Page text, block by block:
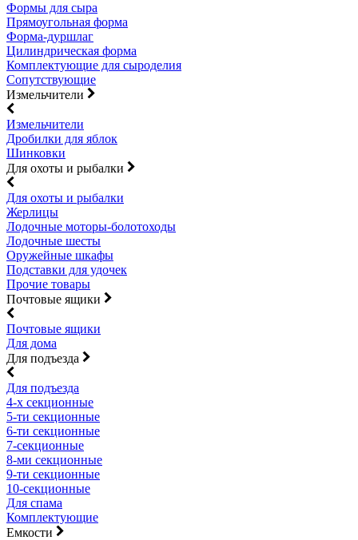
Формы для сыра
Прямоугольная форма
Форма-дуршлаг
Цилиндрическая форма
Комплектующие для сыроделия
Сопутствующие
Измельчители
Измельчители
Дробилки для яблок
Шинковки
Для охоты и рыбалки
Для охоты и рыбалки
Жерлицы
Лодочные моторы-болотоходы
Лодочные шесты
Оружейные шкафы
Подставки для удочек
Прочие товары
Почтовые ящики
Почтовые ящики
Для дома
Для подъезда
Для подъезда
4-х секционные
5-ти секционные
6-ти секционные
7-секционные
8-ми секционные
9-ти секционные
10-секционные
Для спама
Комплектующие
Емкости